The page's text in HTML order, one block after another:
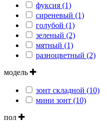
фуксия (1)
сиреневый (1)
голубой (1)
зеленый (2)
мятный (1)
разноцветный (2)
модель
зонт складной (10)
мини зонт (10)
пол